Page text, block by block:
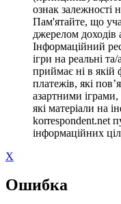
ознак залежності
Пам'ятайте, що
джерелом доходів
Інформаційний
ігри на реальні
приймає ні в якій
платежів, які
азартними
які матеріали на
korrespondent.net
інформаційних
X
Ошибка